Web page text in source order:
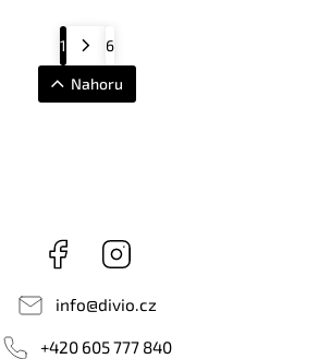
1 6
Nahoru
Facebook
info@divio.cz
+420 605 777 840